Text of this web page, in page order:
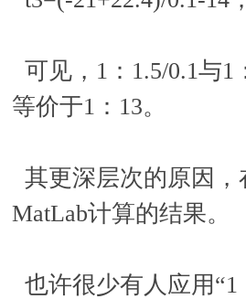
可见，1：1.5/0.1与1
等价于1：13。
其更深层次的原因
MatLab计算的结果。
也许很少有人应用